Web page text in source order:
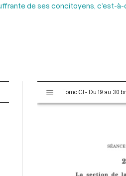
de ses concitoyens, c’est-
s
Tome CI - Du 19 au 30